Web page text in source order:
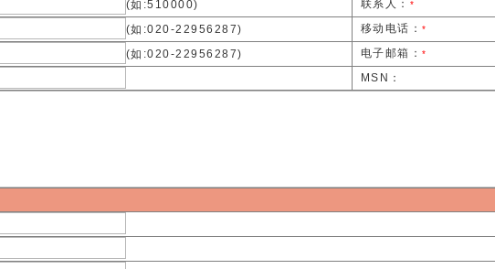
(如:510000) 联系人： *
(如:020-22956287) 移动电话： *
(如:020-22956287) 电子邮箱： *
MSN：